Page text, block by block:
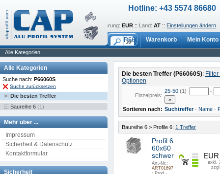
Hotline: +43 5574 86680
Sprache: de:: Währung: EUR :: Land: AT :: Einstellungen ändern
Warenkorb Mein Konto
Alle Kategorien
Alle Kategorien
Suche nach: P66060S
Suche zurücksetzen
Die besten Treffer
Baureihe 6 (1)
Mehr über ...
Impressum
Sicherheit & Datenschutz
Kontaktformular
Sicherheit
Die besten Treffer (P66060S): Filter
Optionen
Einzelpreis:
25-50 (1) -
Sortieren nach: Suchtreffer· Name ·
Baureihe 6 > Profile 6: 1 Treffer
Profil 6
60x60
schwer
Art.-Nr.:
ART01697
· Prod.-
exkl.